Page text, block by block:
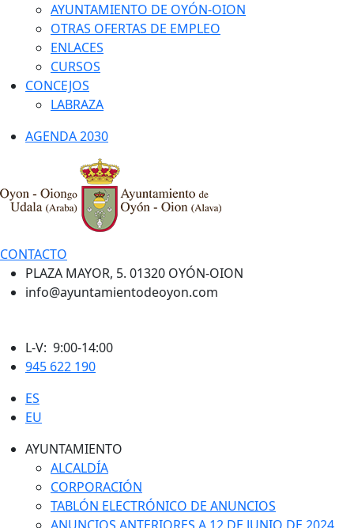
AYUNTAMIENTO DE OYÓN-OION
OTRAS OFERTAS DE EMPLEO
ENLACES
CURSOS
CONCEJOS
LABRAZA
AGENDA 2030
CONTACTO
PLAZA MAYOR, 5. 01320 OYÓN-OION
info@ayuntamientodeoyon.com
L-V: 9:00-14:00
945 622 190
ES
EU
AYUNTAMIENTO
ALCALDÍA
CORPORACIÓN
TABLÓN ELECTRÓNICO DE ANUNCIOS